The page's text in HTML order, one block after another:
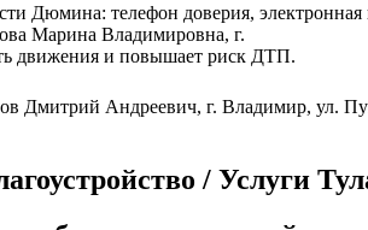
Дюмина: телефон доверия,
Марина Владимировна, г.
движения и повышает риск ДТП.
Андреевич, г. Владимир, ул.
/ Услуги